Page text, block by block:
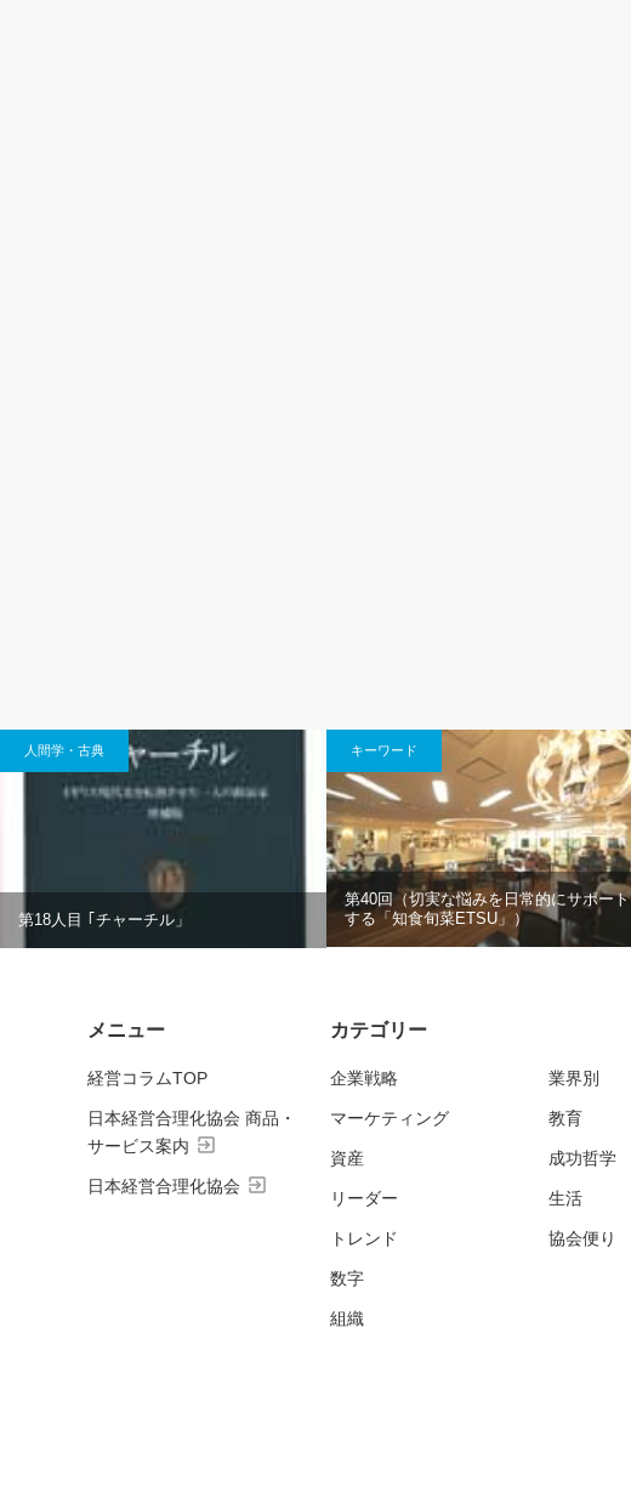
人間学・古典
第18人目 ｢チャーチル」
キーワード
第40回（切実な悩みを日常的にサポート
する「知食旬菜ETSU」）
メニュー
経営コラムTOP
日本経営合理化協会 商品・
サービス案内 exit_to_app
日本経営合理化協会 exit_to_app
カテゴリー
企業戦略
マーケティング
資産
リーダー
トレンド
数字
組織
業界別
教育
成功哲学
生活
協会便り